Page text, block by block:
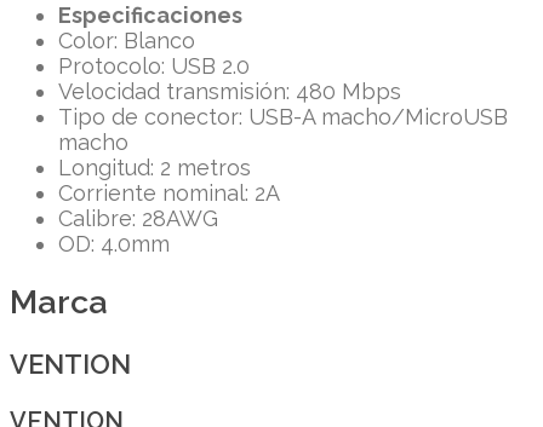
Especificaciones
Color: Blanco
Protocolo: USB 2.0
Velocidad transmisión: 480 Mbps
Tipo de conector: USB-A macho/MicroUSB
macho
Longitud: 2 metros
Corriente nominal: 2A
Calibre: 28AWG
OD: 4.0mm
Marca
VENTION
VENTION